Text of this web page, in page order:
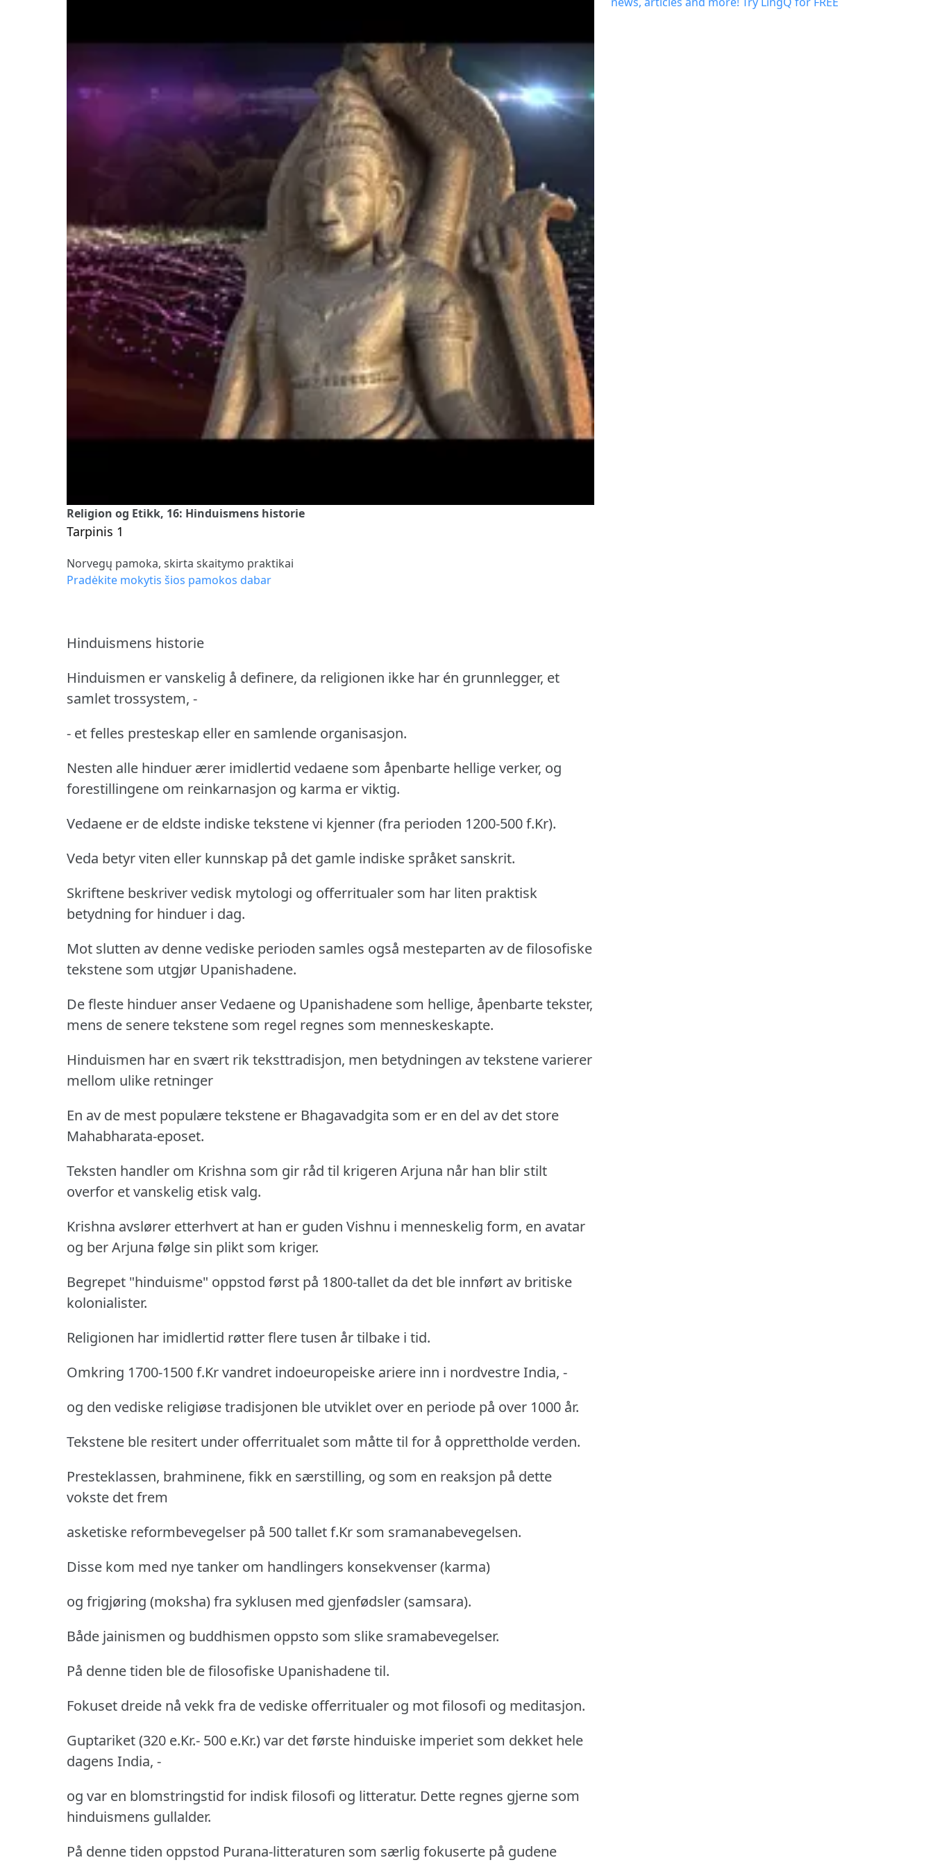
Religion og Etikk, 16: Hinduismens historie
Tarpinis 1
Norvegų pamoka, skirta skaitymo praktikai
Pradėkite mokytis šios pamokos dabar
Hinduismens historie
Hinduismen er vanskelig å definere, da religionen ikke har én grunnlegger, et
samlet trossystem, -
- et felles presteskap eller en samlende organisasjon.
Nesten alle hinduer ærer imidlertid vedaene som åpenbarte hellige verker, og
forestillingene om reinkarnasjon og karma er viktig.
Vedaene er de eldste indiske tekstene vi kjenner (fra perioden 1200-500 f.Kr).
Veda betyr viten eller kunnskap på det gamle indiske språket sanskrit.
Skriftene beskriver vedisk mytologi og offerritualer som har liten praktisk
betydning for hinduer i dag.
Mot slutten av denne vediske perioden samles også mesteparten av de filosofiske
tekstene som utgjør Upanishadene.
De fleste hinduer anser Vedaene og Upanishadene som hellige, åpenbarte tekster,
mens de senere tekstene som regel regnes som menneskeskapte.
Hinduismen har en svært rik teksttradisjon, men betydningen av tekstene varierer
mellom ulike retninger
En av de mest populære tekstene er Bhagavadgita som er en del av det store
Mahabharata-eposet.
Teksten handler om Krishna som gir råd til krigeren Arjuna når han blir stilt
overfor et vanskelig etisk valg.
Krishna avslører etterhvert at han er guden Vishnu i menneskelig form, en avatar
og ber Arjuna følge sin plikt som kriger.
Begrepet "hinduisme" oppstod først på 1800-tallet da det ble innført av britiske
kolonialister.
Religionen har imidlertid røtter flere tusen år tilbake i tid.
Omkring 1700-1500 f.Kr vandret indoeuropeiske ariere inn i nordvestre India, -
og den vediske religiøse tradisjonen ble utviklet over en periode på over 1000 år.
Tekstene ble resitert under offerritualet som måtte til for å opprettholde verden.
Presteklassen, brahminene, fikk en særstilling, og som en reaksjon på dette
vokste det frem
asketiske reformbevegelser på 500 tallet f.Kr som sramanabevegelsen.
Disse kom med nye tanker om handlingers konsekvenser (karma)
og frigjøring (moksha) fra syklusen med gjenfødsler (samsara).
Både jainismen og buddhismen oppsto som slike sramabevegelser.
På denne tiden ble de filosofiske Upanishadene til.
Fokuset dreide nå vekk fra de vediske offerritualer og mot filosofi og meditasjon.
Guptariket (320 e.Kr.- 500 e.Kr.)var det første hinduiske imperiet som dekket hele
dagens India, -
og var en blomstringstid for indisk filosofi og litteratur. Dette regnes gjerne som
hinduismens gullalder.
På denne tiden oppstod Purana-litteraturen som særlig fokuserte på gudene